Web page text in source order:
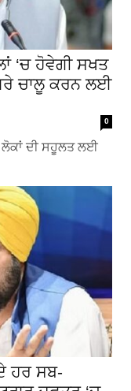
‘ਚ ਹੋਵੇਗੀ ਸਖਤ
ਚਾਲੂ ਕਰਨ ਲਈ
0
ਲੋਕਾਂ ਦੀ ਸਹੂਲਤ ਲਈ
ਹਰ ਸਬ-